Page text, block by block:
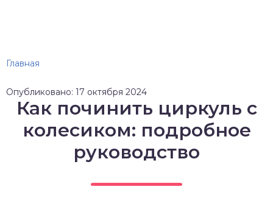
Главная
Опубликовано: 17 октября 2024
Как починить циркуль с
колесиком: подробное
руководство